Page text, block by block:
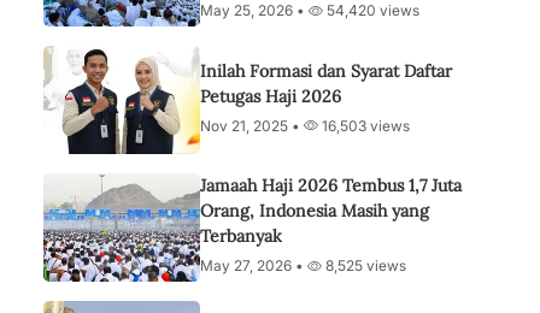
May 25, 2026 • 54,420 views
Inilah Formasi dan Syarat Daftar
Petugas Haji 2026
Nov 21, 2025 • 16,503 views
Jamaah Haji 2026 Tembus 1,7 Juta
Orang, Indonesia Masih yang
Terbanyak
May 27, 2026 • 8,525 views